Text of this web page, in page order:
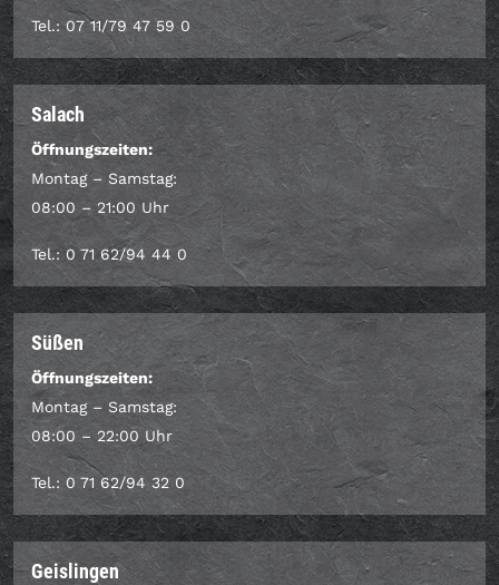
Tel.: 07 11/79 47 59 0
Salach
Öffnungszeiten:
Montag – Samstag:
08:00 – 21:00 Uhr
Tel.: 0 71 62/94 44 0
Süßen
Öffnungszeiten:
Montag – Samstag:
08:00 – 22:00 Uhr
Tel.: 0 71 62/94 32 0
Geislingen